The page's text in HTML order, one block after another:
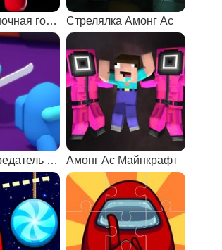
Амонг Ас: ночная гонка Стрелялка Амонг Ас
Красный предатель против экипажа Амонг Ас Майнкрафт